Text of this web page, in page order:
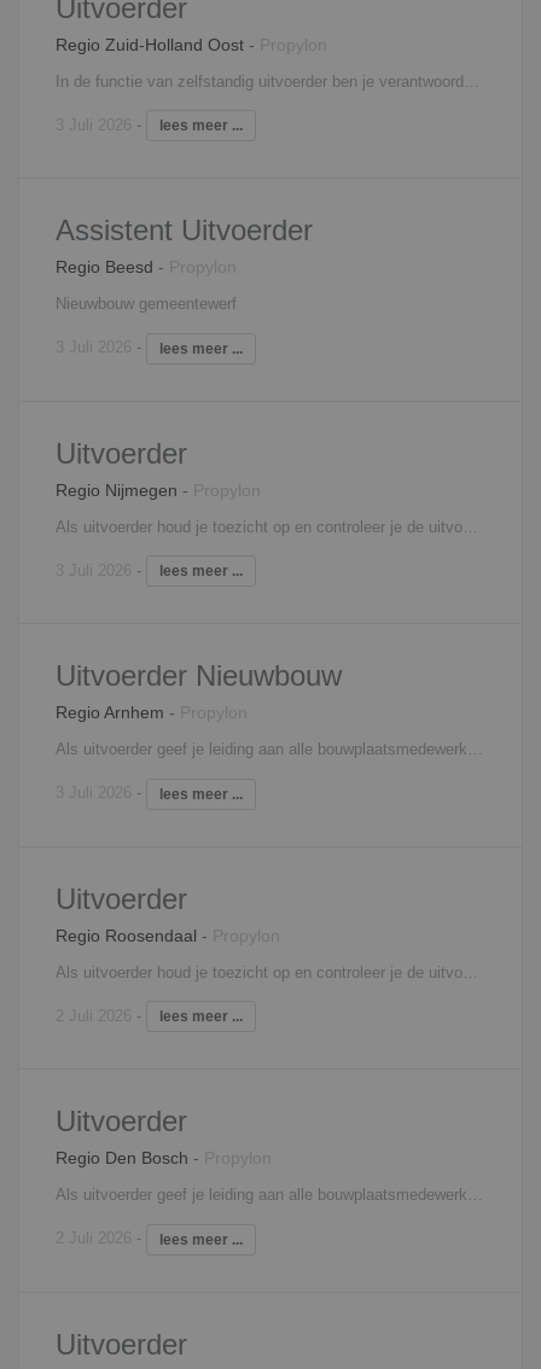
Uitvoerder
Regio Zuid-Holland Oost - Propylon
3 Juli 2026 - lees meer ...
Assistent Uitvoerder
Regio Beesd - Propylon
Nieuwbouw gemeentewerf
3 Juli 2026 - lees meer ...
Uitvoerder
Regio Nijmegen - Propylon
3 Juli 2026 - lees meer ...
Uitvoerder Nieuwbouw
Regio Arnhem - Propylon
Als uitvoerder geef je leiding aan alle bouwplaatsmedewerkers en ben je aanspreekpunt voor opdrachtgever en onderaannemers. Je stuurt het bouwproces aan op basis van een planning en bent verantwoordelijk voor de voortgang en kwaliteit. Je maakt deel uit van het uitvoeringsteam, waarin je nauw samenwerkt met de projectleiding en werkvoorbereiding. Je wordt ingezet op één of meerdere nieuwbouwprojecten.
3 Juli 2026 - lees meer ...
Uitvoerder
Regio Roosendaal - Propylon
2 Juli 2026 - lees meer ...
Uitvoerder
Regio Den Bosch - Propylon
Als uitvoerder geef je leiding aan alle bouwplaatsmedewerkers en ben je aanspreekpunt voor opdrachtgever en onderaannemers. Je stuurt het bouwproces aan op basis van een planning en bent verantwoordelijk voor de voortgang en kwaliteit. Je maakt deel uit van het uitvoeringsteam, waarin je nauw samenwerkt met de projectleiding en werkvoorbereiding.
2 Juli 2026 - lees meer ...
Uitvoerder